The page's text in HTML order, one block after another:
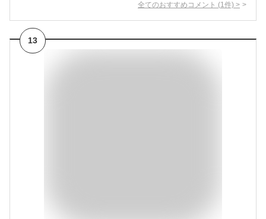
全てのおすすめコメント (1 件) >
13